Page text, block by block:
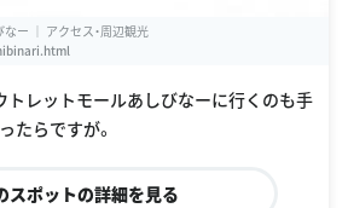
ー ｜ アクセス・周辺観光
トレットモールあしびなーに行くのも手
たらですが。
スポットの詳細を見る